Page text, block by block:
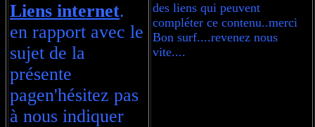
Liens internet.
en rapport avec le
sujet de la
présente
pagen'hésitez pas
à nous indiquer
des liens qui peuvent
compléter ce contenu..merci
Bon surf....revenez nous
vite....